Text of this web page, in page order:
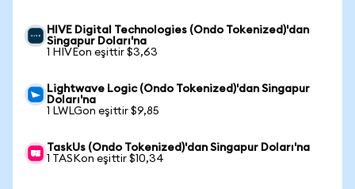
HIVE Digital Technologies (Ondo Tokenized)'dan
Singapur Doları'na
1 HIVEon eşittir $3,63
Lightwave Logic (Ondo Tokenized)'dan Singapur
Doları'na
1 LWLGon eşittir $9,85
TaskUs (Ondo Tokenized)'dan Singapur Doları'na
1 TASKon eşittir $10,34